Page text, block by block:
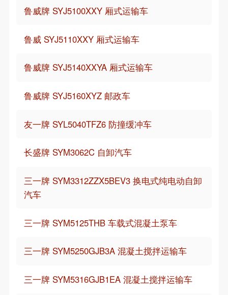
鲁威牌 SYJ5100XXY 厢式运输车
鲁威 SYJ5110XXY 厢式运输车
鲁威牌 SYJ5140XXYA 厢式运输车
鲁威牌 SYJ5160XYZ 邮政车
友一牌 SYL5040TFZ6 防撞缓冲车
长盛牌 SYM3062C 自卸汽车
三一牌 SYM3312ZZX5BEV3 换电式纯电动自卸
汽车
三一牌 SYM5125THB 车载式混凝土泵车
三一牌 SYM5250GJB3A 混凝土搅拌运输车
三一牌 SYM5316GJB1EA 混凝土搅拌运输车